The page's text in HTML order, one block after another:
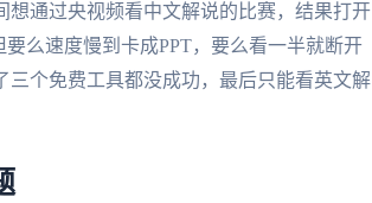
通过央视频看中文解说的比赛，结果打开
么速度慢到卡成PPT，要么看一半就断开
个免费工具都没成功，最后只能看英文解